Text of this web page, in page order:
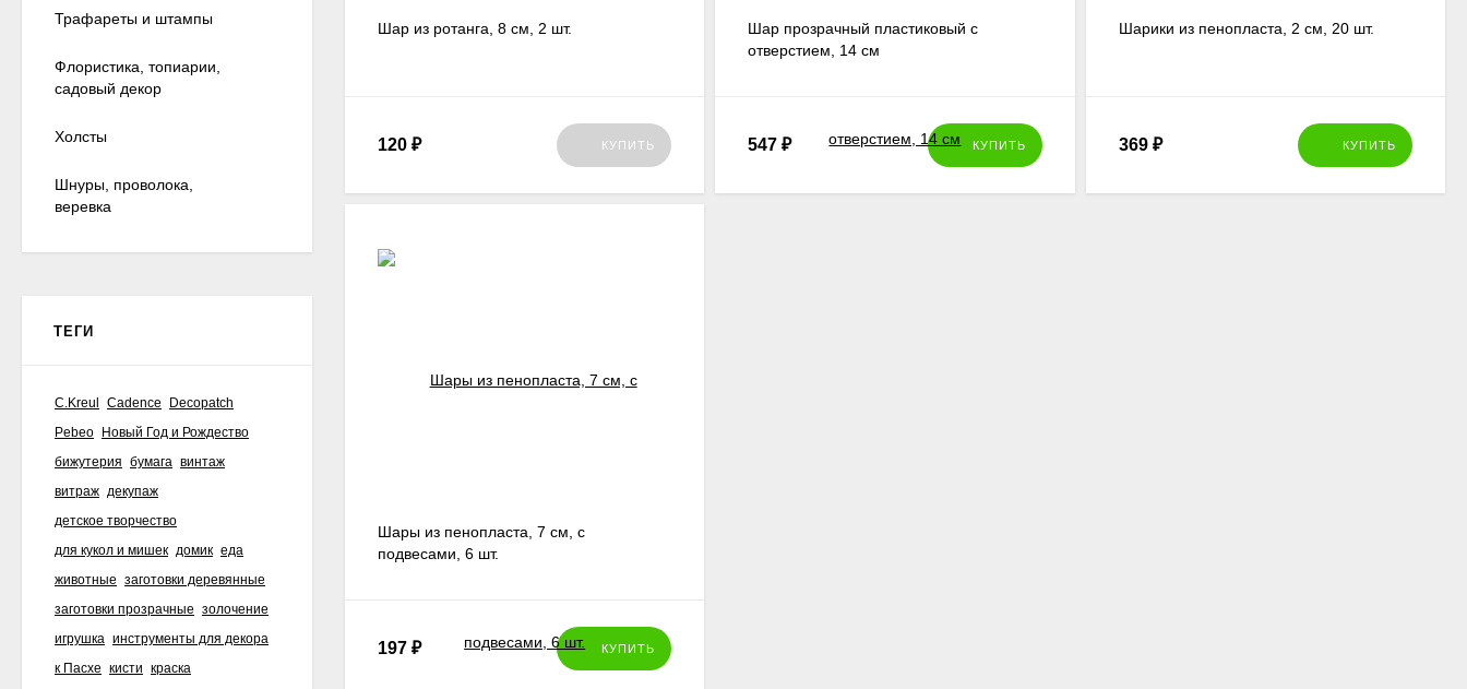
Шар из ротанга, 8 см, 2 шт.
120 ₽ КУПИТЬ
Шар прозрачный пластиковый с
отверстием, 14 см
547₽ КУПИТЬ
Шарики из пенопласта, 2 см, 20 шт.
369 ₽ КУПИТЬ
Шары из пенопласта, 7 см, с
подвесами, 6 шт.
197 ₽ КУПИТЬ
Трафареты и штампы
Флористика, топиарии,
садовый декор
Холсты
Шнуры, проволока,
веревка
ТЕГИ
C.Kreul Cadence
Decopatch
Pebeo
Новый Год и Рождество
бижутерия бумага винтаж
витраж декупаж
детское творчество
для кукол и мишек домик еда
животные заготовки деревянные
заготовки прозрачные золочение
игрушка инструменты для декора
к Пасхе кисти краска